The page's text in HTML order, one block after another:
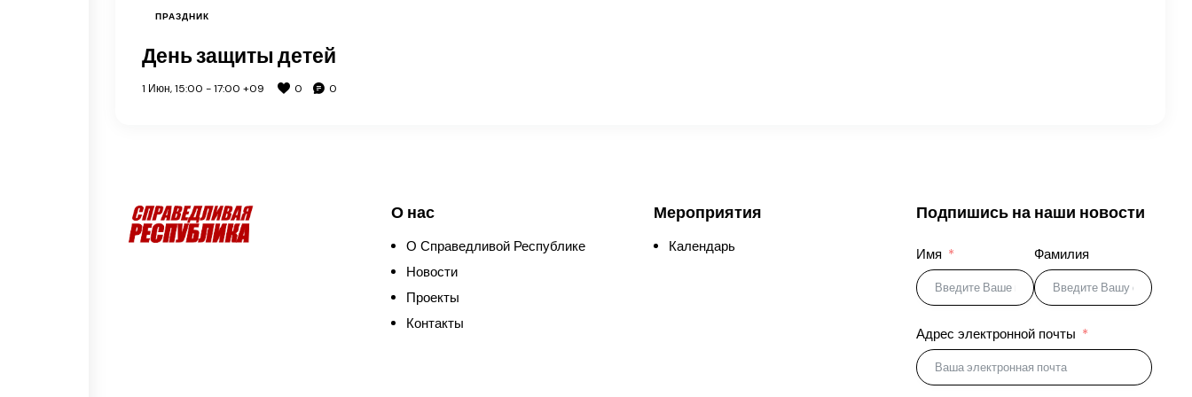
ПРАЗДНИК
День защиты детей
1 Июн, 15:00 -17:00 +09 0 0
О нас
О Справедливой Республике
Новости
Проекты
Контакты
Мероприятия
Календарь
Подпишись на наши новости
Имя Фамилия
Адрес электронной почты